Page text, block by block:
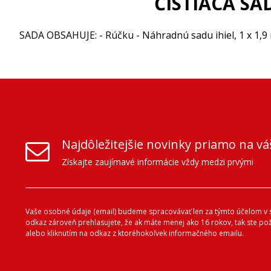
SADA OBSAHUJE: - Rúčku - Náhradnú sadu ihiel, 1 x
Najdôležitejšie novinky priamo na
Získajte zaujímavé informácie vždy medzi prvými
Vaše osobné údaje (email) budeme spracovávať len za týmto účelom
odkaz zároveň prehlasujete, že ak máte menej ako 16 rokov, tak ste
alebo kliknutím na odkaz z ktoréhokoľvek informačného emailu.